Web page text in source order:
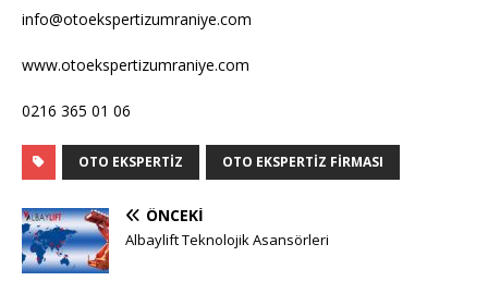
info@otoekspertizumraniye.com
www.otoekspertizumraniye.com
0216 365 01 06
OTO EKSPERTIZ OTO EKSPERTIZ FIRMASI
ÖNCEKI
Albaylift Teknolojik Asansörleri